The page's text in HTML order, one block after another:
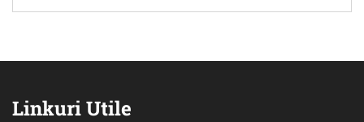
Linkuri Utile